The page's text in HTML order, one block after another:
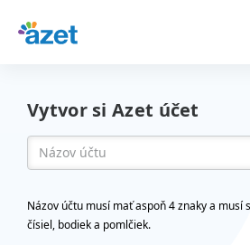
Vytvor si Azet účet
Názov účtu musí mať aspoň 4 znaky a musí
čísiel, bodiek a pomlčiek.